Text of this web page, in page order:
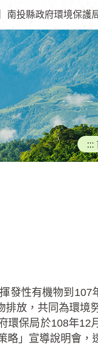
南投縣政府環境保護
:::
性有機物到107
放，共同為環境
保局於108年12
略」宣導說明會，